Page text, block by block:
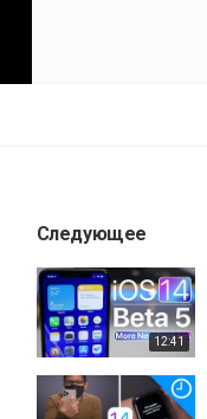
Следующее
12:41